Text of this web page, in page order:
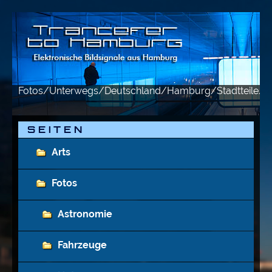
Fotos/Unterwegs/Deutschland/Hamburg/Stadtteile/
S E I T E N
Arts
Fotos
Astronomie
Fahrzeuge